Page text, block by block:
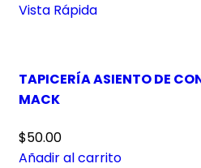
Vista Rápida
TAPICERÍA ASIENTO DE
MACK
$50.00
Añadir al carrito